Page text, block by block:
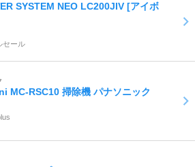
SYSTEM NEO LC200JIV [アイボ
セール
MC-RSC10 掃除機 パナソニック